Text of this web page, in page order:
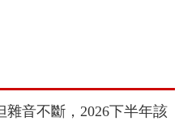
雜音不斷，2026下半年該